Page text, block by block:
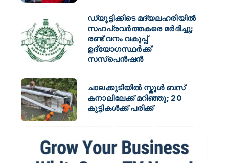
ഡ്യൂട്ടിക്കിടെ മദ്യലഹരിയിൽ
സഹപ്രവർത്തകരെ മർദിച്ചു;
രണ്ട് വനം വകുപ്പ്
ഉദ്യോഗസ്ഥർക്ക്
സസ്പെൻഷൻ
ചാലക്കുടിയിൽ സ്കൂൾ ബസ്
കനാലിലേക്ക് മറിഞ്ഞു; 20
കുട്ടികൾക്ക് പരിക്ക്